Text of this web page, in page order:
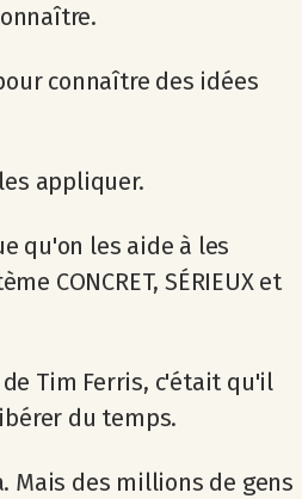
connaître des idées
appliquer.
qu'on les aide à les
CONCRET, SÉRIEUX et
Tim Ferris, c'était qu'il
du temps.
Mais des millions de gens